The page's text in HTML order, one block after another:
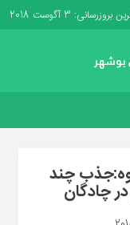
بروزرسانی: 3 آگوست 2018
چند
چادگان